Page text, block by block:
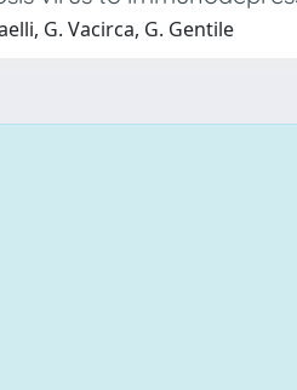
G. Vacirca, G. Gentile